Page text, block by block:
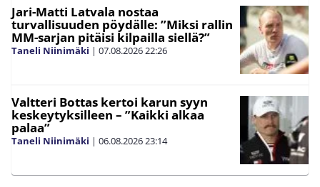
Jari-Matti Latvala nostaa
turvallisuuden pöydälle: ”Miksi rallin
MM-sarjan pitäisi kilpailla siellä?”
Taneli Niinimäki | 07.08.2026 22:26
Valtteri Bottas kertoi karun syyn
keskeytyksilleen – ”Kaikki alkaa
palaa”
Taneli Niinimäki | 06.08.2026 23:14